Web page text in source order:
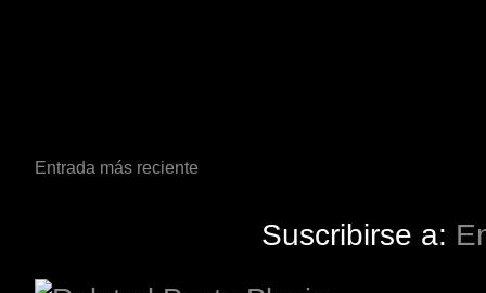
Entrada más reciente
Suscribirse a: